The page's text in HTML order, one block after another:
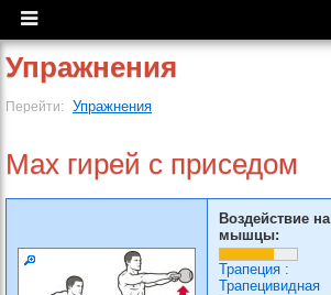
Упражнения
Перейти: Упражнения
Мах гирей с приседом
Воздействие на
мышцы:
Трапеция :
Трапецивидная